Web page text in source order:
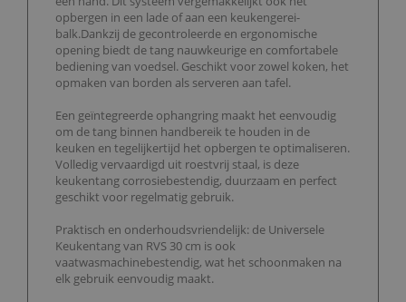
opbergen in een lade of aan een keukengerei-
balk.Dankzij de gecontroleerde en ergonomische
opening biedt de tang nauwkeurige en comfortabele
bediening van voedsel. Geschikt voor zowel koken, het
opmaken van borden als serveren aan tafel.
Een geïntegreerde ophangring maakt het eenvoudig
om de tang binnen handbereik te houden in de
keuken en tegelijkertijd het opbergen te optimaliseren.
Volledig vervaardigd uit roestvrij staal, is deze
keukentang corrosiebestendig, duurzaam en perfect
geschikt voor regelmatig gebruik.
Praktisch en onderhoudsvriendelijk: de Universele
Keukentang van RVS 30 cm is ook
vaatwasmachinebestendig, wat het schoonmaken na
elk gebruik eenvoudig maakt.